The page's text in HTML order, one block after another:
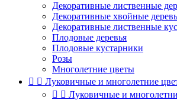
Декоративные лиственные
Декоративные хвойные
Декоративные лиственные
Плодовые деревья
Плодовые кустарники
Розы
Многолетние цветы
  Луковичные и многолетние
  Луковичные и